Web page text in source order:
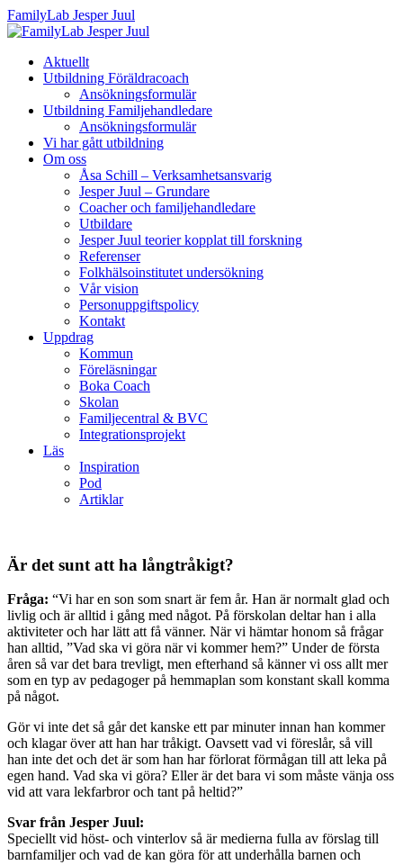
FamilyLab Jesper Juul
Aktuellt
Utbildning Föräldracoach
Ansökningsformulär
Utbildning Familjehandledare
Ansökningsformulär
Vi har gått utbildning
Om oss
Åsa Schill – Verksamhetsansvarig
Jesper Juul – Grundare
Coacher och familjehandledare
Utbildare
Jesper Juul teorier kopplat till forskning
Referenser
Folkhälsoinstitutet undersökning
Vår vision
Personuppgiftspolicy
Kontakt
Uppdrag
Kommun
Föreläsningar
Boka Coach
Skolan
Familjecentral & BVC
Integrationsprojekt
Läs
Inspiration
Pod
Artiklar
Är det sunt att ha långtråkigt?
Fråga: “Vi har en son som snart är fem år. Han är normalt glad och
livlig och är alltid i gång med något. På förskolan deltar han i alla
aktiviteter och har lätt att få vänner. När vi hämtar honom så frågar
han alltid, ”Vad ska vi göra när vi kommer hem?” Under de första
åren så var det bara trevligt, men efterhand så känner vi oss allt mer
som en typ av pedagoger på hemmaplan som konstant skall komma
på något.
Gör vi inte det så går det kanske ett par minuter innan han kommer
och klagar över att han har tråkigt. Oavsett vad vi föreslår, så vill
han inte det och det är som han har förlorat förmågan till att leka på
egen hand. Vad ska vi göra? Eller är det bara vi som måste vänja oss
vid att vara lekfarbror och tant på heltid?”
Svar från Jesper Juul:
Speciellt vid höst- och vinterlov så är medierna fulla av förslag till
barnfamiljer och vad de kan göra för att underhålla barnen och